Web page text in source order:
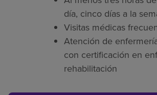
día, cinco días a la
Visitas médicas
Atención de
con certificación en
rehabilitación